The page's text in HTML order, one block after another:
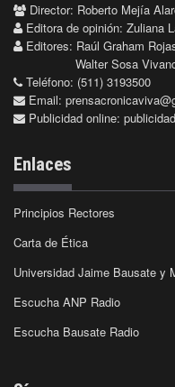
Director: Roberto Mejía
Editora de opinión: Zuliana
Editores: Raúl Graham
Walter Sosa
Teléfono: (511) 3193500
Email:
Publicidad online:
Enlaces
Principios Rectores
Carta de Ética
Universidad Jaime Bausate y
Escucha ANP Radio
Escucha Bausate Radio